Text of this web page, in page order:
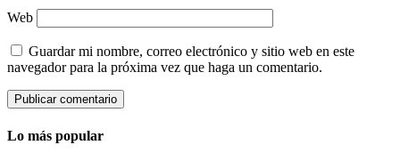
Web
Guardar mi nombre, correo electrónico y sitio web en este
navegador para la próxima vez que haga un comentario.
Lo más popular